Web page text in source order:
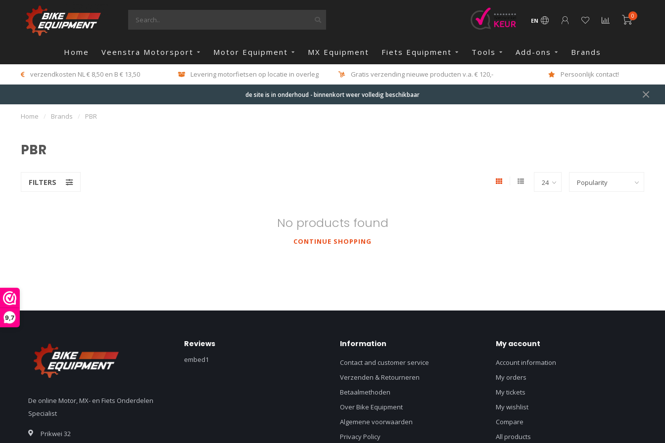
9,7
EN
0
Home Veenstra Motorsport Motor Equipment MX Equipment Fiets Equipment Tools Add-ons Brands
verzendkosten NL € 8,50 en B € 13,50 Levering motorfietsen op locatie in overleg Gratis verzending nieuwe producten v.a. € 120,- Persoonlijk contact!
de site is in onderhoud - binnenkort weer volledig beschikbaar
Home / Brands / PBR
PBR
FILTERS
No products found
CONTINUE SHOPPING
De online Motor, MX- en Fiets Onderdelen
Specialist
Prikwei 32
Reviews
embed1
Information
Contact and customer service
Verzenden & Retourneren
Betaalmethoden
Over Bike Equipment
Algemene voorwaarden
Privacy Policy
My account
Account information
My orders
My tickets
My wishlist
Compare
All products